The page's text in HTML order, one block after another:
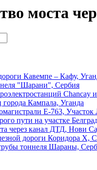
моста
Кавемпе – Кафу,
"Шарани", Сербия
Chancay
города Кампала, Уганда
Е-763,
пути на участке
через канал ДТД, Нови
дороги Коридора X,
тоннеля Шараны,